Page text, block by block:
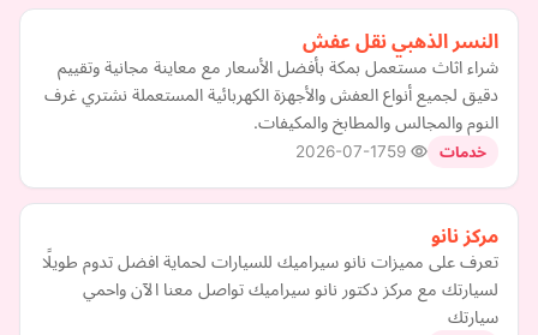
النسر الذهبي نقل عفش
شراء اثاث مستعمل بمكة بأفضل الأسعار مع معاينة مجانية وتقييم
دقيق لجميع أنواع العفش والأجهزة الكهربائية المستعملة نشتري غرف
النوم والمجالس والمطابخ والمكيفات.
خدمات 2026-07-17
مركز نانو
تعرف على مميزات نانو سيراميك للسيارات لحماية افضل تدوم طويلًا
لسيارتك مع مركز دكتور نانو سيراميك تواصل معنا الآن واحمي
سيارتك